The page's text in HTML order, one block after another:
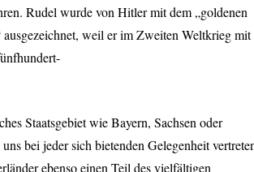
Rudel wurde von Hitler mit dem „goldenen
weil er im Zweiten Weltkrieg mit
Staatsgebiet wie Bayern, Sachsen oder
bei jeder sich bietenden Gelegenheit
ebenso einen Teil des vielfältigen